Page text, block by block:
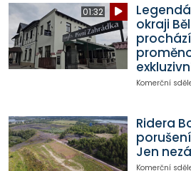
01:32
okraji
Komerční
Ridera
Jen
Komerční